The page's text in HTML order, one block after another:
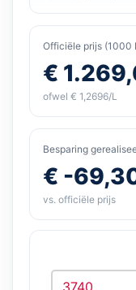
Officiële prijs (1000
€
ofwel € 1,2696/L
Besparing
€ -
vs. officiële prijs